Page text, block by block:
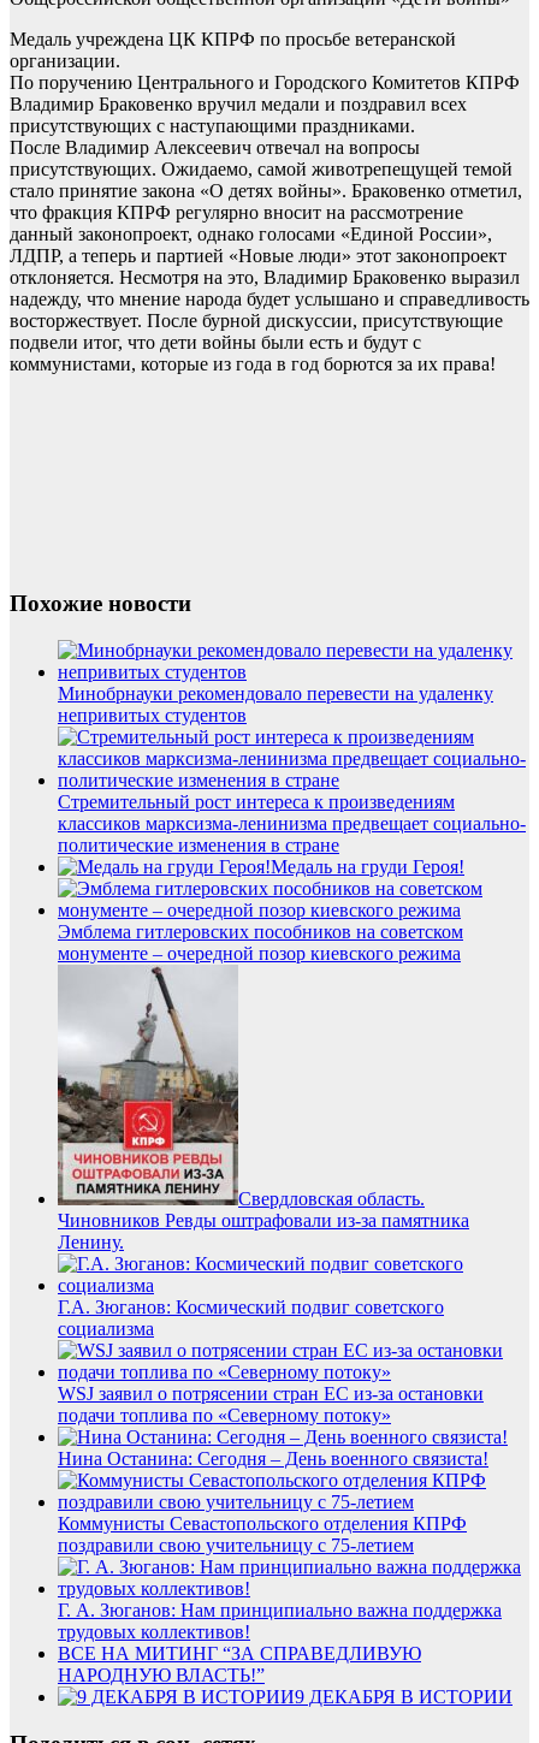
Медаль учреждена ЦК КПРФ по просьбе ветеранской
организации.
По поручению Центрального и Городского Комитетов КПРФ
Владимир Браковенко вручил медали и поздравил всех
присутствующих с наступающими праздниками.
После Владимир Алексеевич отвечал на вопросы
присутствующих. Ожидаемо, самой животрепещущей темой
стало принятие закона «О детях войны». Браковенко отметил,
что фракция КПРФ регулярно вносит на рассмотрение
данный законопроект, однако голосами «Единой России»,
ЛДПР, а теперь и партией «Новые люди» этот законопроект
отклоняется. Несмотря на это, Владимир Браковенко выразил
надежду, что мнение народа будет услышано и справедливость
восторжествует. После бурной дискуссии, присутствующие
подвели итог, что дети войны были есть и будут с
коммунистами, которые из года в год борются за их права!
Похожие новости
Минобрнауки рекомендовало перевести на удаленку
непривитых студентов
Стремительный рост интереса к произведениям
классиков марксизма-ленинизма предвещает социально-
политические изменения в стране
Медаль на груди Героя!
Эмблема гитлеровских пособников на советском
монументе – очередной позор киевского режима
Свердловская область.
Чиновников Ревды оштрафовали из-за памятника
Ленину.
Г.А. Зюганов: Космический подвиг советского
социализма
WSJ заявил о потрясении стран ЕС из-за остановки
подачи топлива по «Северному потоку»
Нина Останина: Сегодня – День военного связиста!
Коммунисты Севастопольского отделения КПРФ
поздравили свою учительницу с 75-летием
Г. А. Зюганов: Нам принципиально важна поддержка
трудовых коллективов!
ВСЕ НА МИТИНГ “ЗА СПРАВЕДЛИВУЮ
НАРОДНУЮ ВЛАСТЬ!”
9 ДЕКАБРЯ В ИСТОРИИ